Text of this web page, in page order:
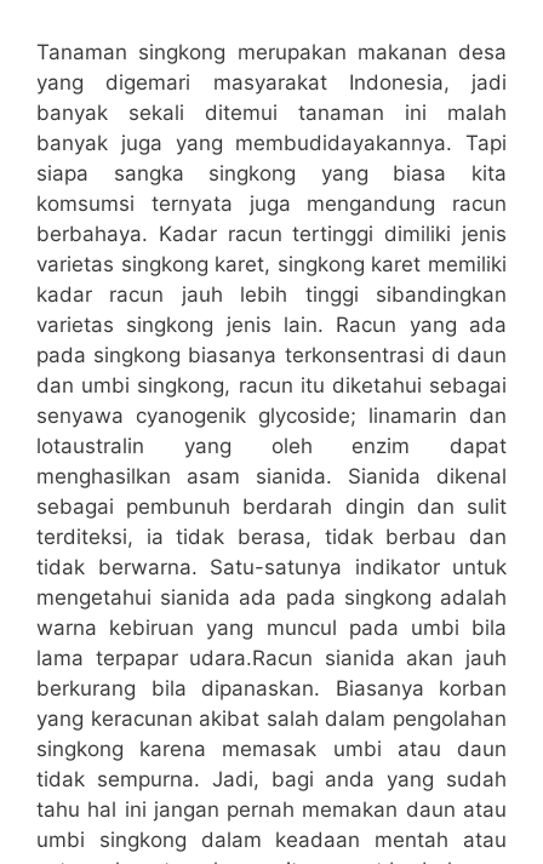
Tanaman singkong merupakan makanan desa
yang digemari masyarakat Indonesia, jadi
banyak sekali ditemui tanaman ini malah
banyak juga yang membudidayakannya. Tapi
siapa sangka singkong yang biasa kita
komsumsi ternyata juga mengandung racun
berbahaya. Kadar racun tertinggi dimiliki jenis
varietas singkong karet, singkong karet memiliki
kadar racun jauh lebih tinggi sibandingkan
varietas singkong jenis lain. Racun yang ada
pada singkong biasanya terkonsentrasi di daun
dan umbi singkong, racun itu diketahui sebagai
senyawa cyanogenik glycoside; linamarin dan
lotaustralin yang oleh enzim dapat
menghasilkan asam sianida. Sianida dikenal
sebagai pembunuh berdarah dingin dan sulit
terditeksi, ia tidak berasa, tidak berbau dan
tidak berwarna. Satu-satunya indikator untuk
mengetahui sianida ada pada singkong adalah
warna kebiruan yang muncul pada umbi bila
lama terpapar udara.Racun sianida akan jauh
berkurang bila dipanaskan. Biasanya korban
yang keracunan akibat salah dalam pengolahan
singkong karena memasak umbi atau daun
tidak sempurna. Jadi, bagi anda yang sudah
tahu hal ini jangan pernah memakan daun atau
umbi singkong dalam keadaan mentah atau